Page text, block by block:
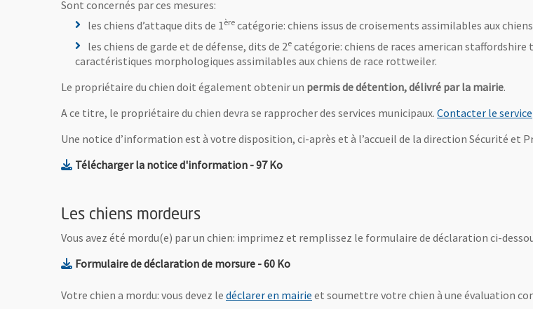
Sont concernés par ces mesures:
les chiens d’attaque dits de 1ère catégorie: chiens issus de croisements assimilables aux
les chiens de garde et de défense, dits de 2e catégorie: chiens de races american
caractéristiques morphologiques assimilables aux chiens de race rottweiler.
Le propriétaire du chien doit également obtenir un permis de détention, délivré par la mairie.
A ce titre, le propriétaire du chien devra se rapprocher des services municipaux. Contacter le service
Une notice d’information est à votre disposition, ci-après et à l’accueil de la direction Sécurité et
Télécharger la notice d'information, Fichier au format Pdf
- 97 Ko, Ouvre une nouvelle fenêtre
Les chiens mordeurs
Vous avez été mordu(e) par un chien: imprimez et remplissez le formulaire de déclaration ci-
Formulaire de déclaration de morsure, Fichier au format Pdf
- 60 Ko, Ouvre une nouvelle fenêtre
Votre chien a mordu: vous devez le déclarer en mairie , Ouvre une nouvelle fenêtre
et soumettre votre chien à une évaluation